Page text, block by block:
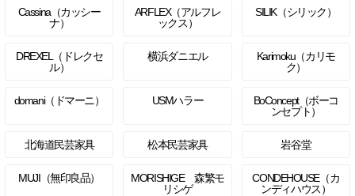
Cassina（カッシー
ナ）
ARFLEX（アルフレ
ックス）
SILIK（シリック）
DREXEL（ドレクセ
ル）
横浜ダニエル
Karimoku（カリモ
ク）
domani（ドマーニ） USMハラー
BoConcept（ボーコ
ンセプト）
北海道民芸家具 松本民芸家具 岩谷堂
MUJI（無印良品）
MORISHIGE 森繁モ
リシゲ
CONDEHOUSE（カ
ンディハウス）